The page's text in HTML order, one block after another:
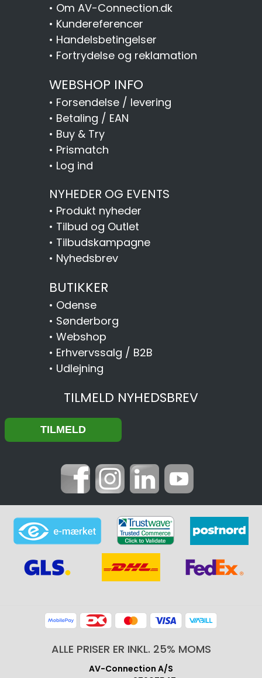
• Om AV-Connection.dk
• Kundereferencer
• Handelsbetingelser
• Fortrydelse og reklamation
WEBSHOP INFO
• Forsendelse / levering
• Betaling / EAN
• Buy & Try
• Prismatch
• Log ind
NYHEDER OG EVENTS
• Produkt nyheder
• Tilbud og Outlet
• Tilbudskampagne
• Nyhedsbrev
BUTIKKER
• Odense
• Sønderborg
• Webshop
• Erhvervssalg / B2B
• Udlejning
TILMELD NYHEDSBREV
ALLE PRISER ER INKL. 25% MOMS
AV-Connection A/S